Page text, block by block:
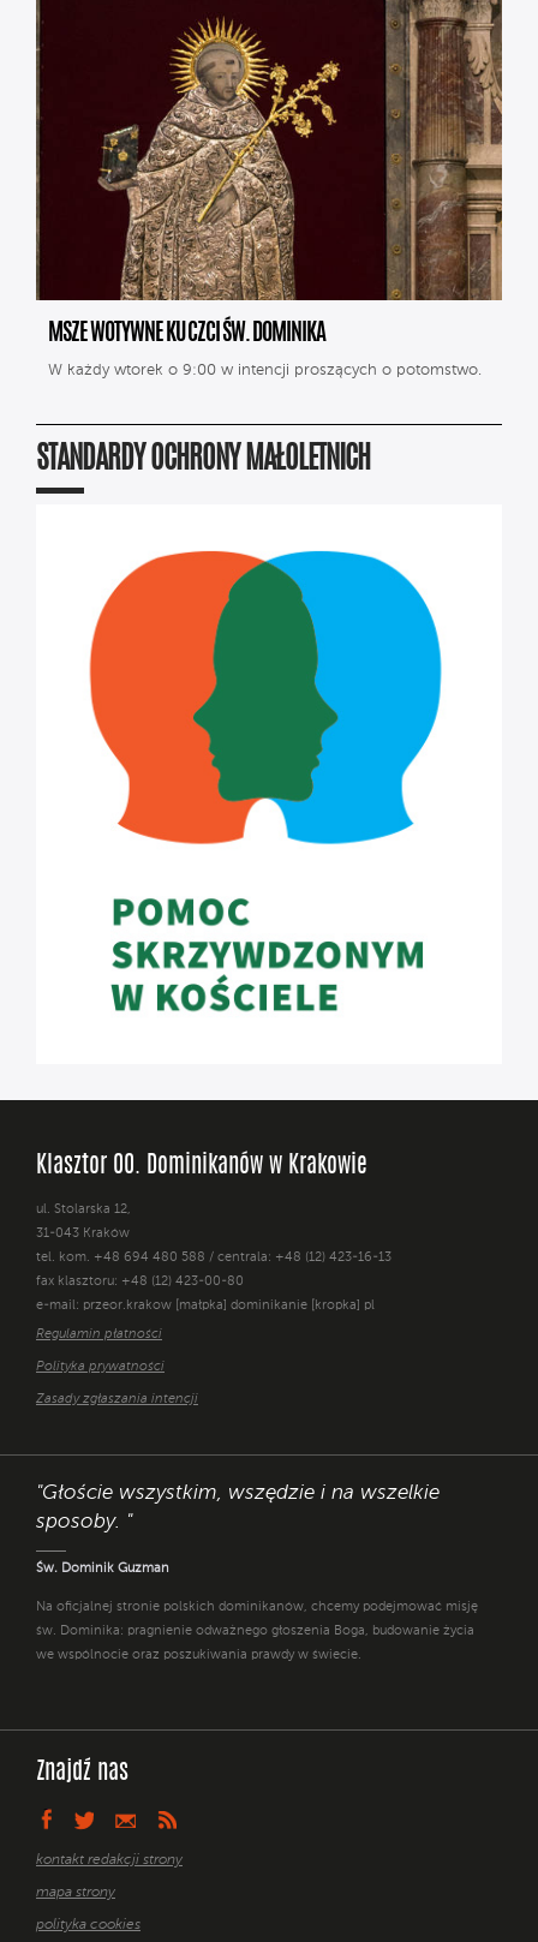
MSZE WOTYWNE KU CZCI ŚW. DOMINIKA
W każdy wtorek o 9:00 w intencji proszących o potomstwo.
STANDARDY OCHRONY MAŁOLETNICH
Klasztor OO. Dominikanów w Krakowie
ul. Stolarska 12,
31-043 Kraków
tel. kom. +48 694 480 588 / centrala: +48 (12) 423-16-13
fax klasztoru: +48 (12) 423-00-80
e-mail: przeor.krakow [małpka] dominikanie [kropka] pl
Regulamin płatności
Polityka prywatności
Zasady zgłaszania intencji
"Głoście wszystkim, wszędzie i na wszelkie
sposoby. "
Św. Dominik Guzman
Na oficjalnej stronie polskich dominikanów, chcemy podejmować misję
św. Dominika: pragnienie odważnego głoszenia Boga, budowanie życia
we wspólnocie oraz poszukiwania prawdy w świecie.
Znajdź nas
kontakt redakcji strony
mapa strony
polityka cookies